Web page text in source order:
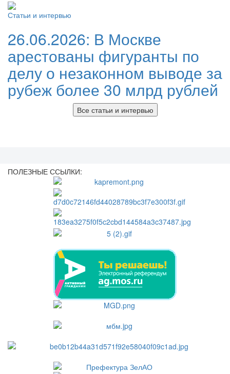
Статьи и интервью
26.06.2026: В Москве
арестованы фигуранты по
делу о незаконном выводе за
рубеж более 30 млрд рублей
Все статьи и интервью
ПОЛЕЗНЫЕ ССЫЛКИ: